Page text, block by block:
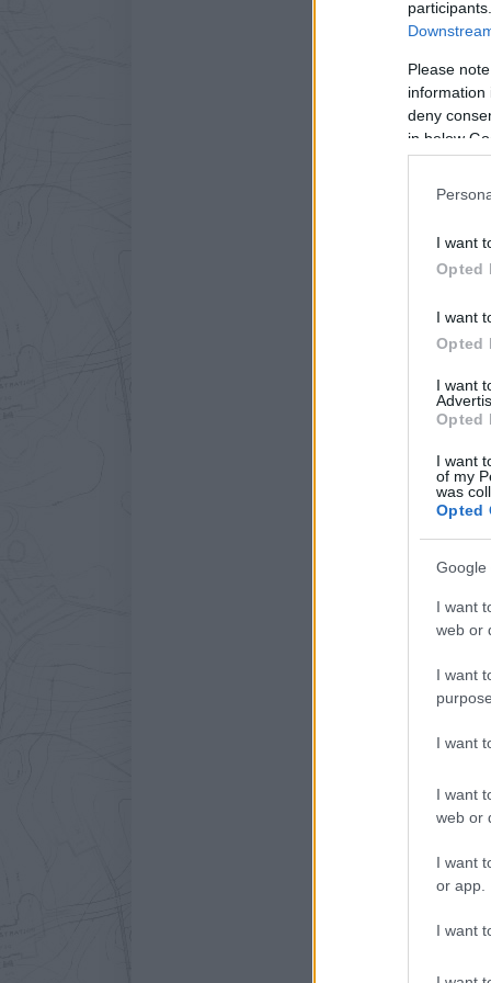
Please
information
deny
in below
I want
Opted
I want
Opted
I want
Opted
I want
of my
was
Opted
Google
I want
web or
I want
I want
I want
web or
I want
or app.
I want
Egy éve indult el
H3T építésziroda
Közösségi élménnyé